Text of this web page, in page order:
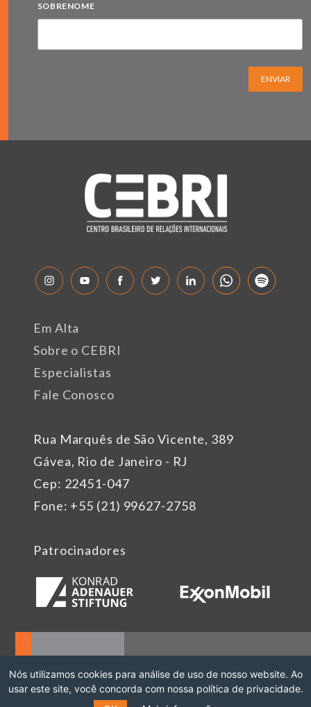
SOBRENOME
ENVIAR
Rua Marquês de São Vicente, 389
Gávea, Rio de Janeiro - RJ
Cep: 22451-047
Fone: +55 (21) 99627-2758
Em Alta
Sobre o CEBRI
Especialistas
Fale Conosco
Patrocinadores
Nós utilizamos cookies para análise de uso de nosso website. Ao
usar este site, você concorda com nossa política de privacidade.